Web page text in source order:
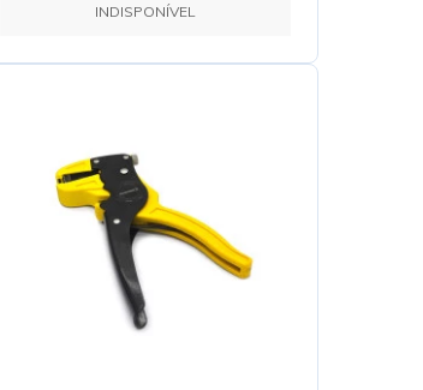
INDISPONÍVEL